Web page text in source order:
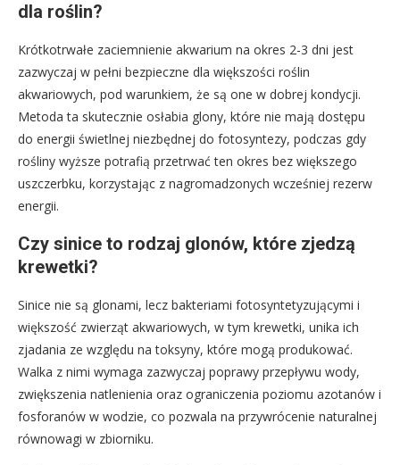
dla roślin?
Krótkotrwałe zaciemnienie akwarium na okres 2-3 dni jest
zazwyczaj w pełni bezpieczne dla większości roślin
akwariowych, pod warunkiem, że są one w dobrej kondycji.
Metoda ta skutecznie osłabia glony, które nie mają dostępu
do energii świetlnej niezbędnej do fotosyntezy, podczas gdy
rośliny wyższe potrafią przetrwać ten okres bez większego
uszczerbku, korzystając z nagromadzonych wcześniej rezerw
energii.
Czy sinice to rodzaj glonów, które zjedzą
krewetki?
Sinice nie są glonami, lecz bakteriami fotosyntetyzującymi i
większość zwierząt akwariowych, w tym krewetki, unika ich
zjadania ze względu na toksyny, które mogą produkować.
Walka z nimi wymaga zazwyczaj poprawy przepływu wody,
zwiększenia natlenienia oraz ograniczenia poziomu azotanów i
fosforanów w wodzie, co pozwala na przywrócenie naturalnej
równowagi w zbiorniku.